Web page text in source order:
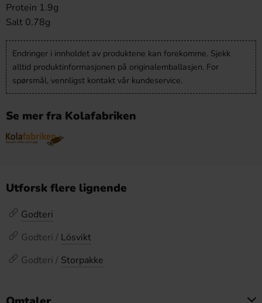
Protein 1.9g
Salt 0.78g
Endringer i innholdet av produktene kan forekomme. Sjekk
alltid produktinformasjonen på originalemballasjen. For
spørsmål, vennligst kontakt vår kundeservice.
Se mer fra Kolafabriken
Utforsk flere lignende
Godteri
Godteri / Lösvikt
Godteri / Storpakke